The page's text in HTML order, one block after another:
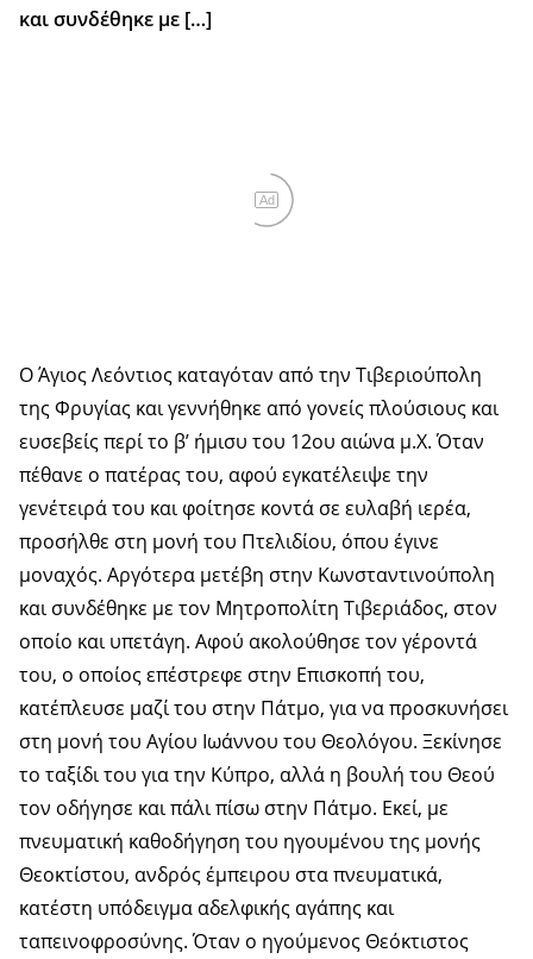
και συνδέθηκε με […]
Ad
Ο Άγιος Λεόντιος καταγόταν από την Τιβεριούπολη
της Φρυγίας και γεννήθηκε από γονείς πλούσιους και
ευσεβείς περί το β’ ήμισυ του 12ου αιώνα μ.Χ. Όταν
πέθανε ο πατέρας του, αφού εγκατέλειψε την
γενέτειρά του και φοίτησε κοντά σε ευλαβή ιερέα,
προσήλθε στη μονή του Πτελιδίου, όπου έγινε
μοναχός. Αργότερα μετέβη στην Κωνσταντινούπολη
και συνδέθηκε με τον Μητροπολίτη Τιβεριάδος, στον
οποίο και υπετάγη. Αφού ακολούθησε τον γέροντά
του, ο οποίος επέστρεφε στην Επισκοπή του,
κατέπλευσε μαζί του στην Πάτμο, για να προσκυνήσει
στη μονή του Αγίου Ιωάννου του Θεολόγου. Ξεκίνησε
το ταξίδι του για την Κύπρο, αλλά η βουλή του Θεού
τον οδήγησε και πάλι πίσω στην Πάτμο. Εκεί, με
πνευματική καθοδήγηση του ηγουμένου της μονής
Θεοκτίστου, ανδρός έμπειρου στα πνευματικά,
κατέστη υπόδειγμα αδελφικής αγάπης και
ταπεινοφροσύνης. Όταν ο ηγούμενος Θεόκτιστος